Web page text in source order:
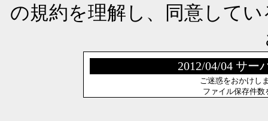
の規約を理解し、同意して
2012/04/04 サー
ご迷惑をおかけし
ファイル保存件